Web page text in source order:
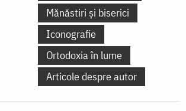
Mănăstiri și biserici
Iconografie
Ortodoxia în lume
Articole despre autor